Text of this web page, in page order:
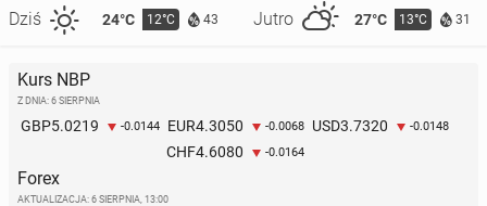
Dziś 24°C 12°C 43 Jutro 27°C 13°C 31
Kurs NBP
Z DNIA: 6 SIERPNIA
GBP5.0219 -0.0144 EUR4.3050 -0.0068 USD3.7320 -0.0148
CHF4.6080 -0.0164
Forex
AKTUALIZACJA: 6 SIERPNIA, 13:00